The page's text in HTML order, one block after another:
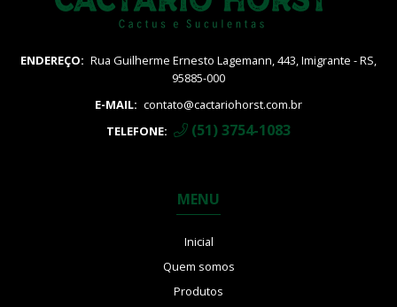
Kalanchoe
Pachyphytum
ENDEREÇO: Rua Guilherme Ernesto Lagemann, 443, Imigrante - RS,
95885-000
E-MAIL: contato@cactariohorst.com.br
TELEFONE:
(51) 3754-1083
MENU
Inicial
Quem somos
Produtos